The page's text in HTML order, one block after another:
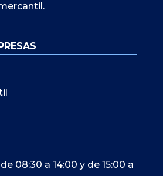
08:30 a 14:00 y de 15:00 a